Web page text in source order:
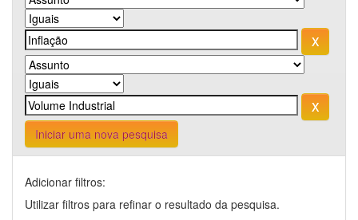
Iniciar uma nova pesquisa
Adicionar filtros:
Utilizar filtros para refinar o resultado da pesquisa.